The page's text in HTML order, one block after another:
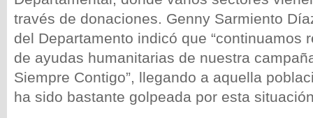
través de donaciones. Genny Sarmiento
del Departamento indicó que “continuamos
de ayudas humanitarias de nuestra
Siempre Contigo”, llegando a aquella
ha sido bastante golpeada por esta